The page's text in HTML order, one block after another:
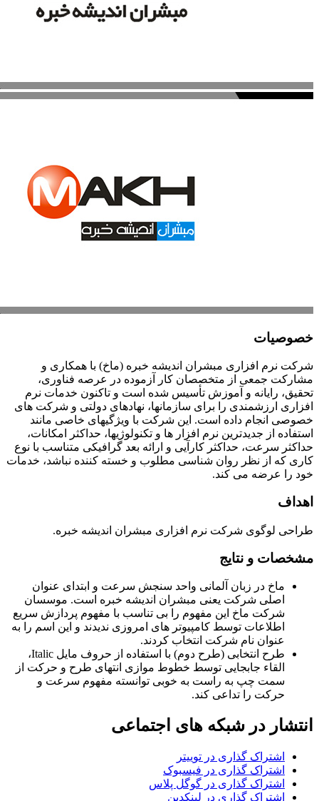
خصوصیات
شرکت نرم افزاری مبشران اندیشه خبره (ماخ) با همکاری و
مشارکت جمعی از متخصصان کار آزموده در عرصه فناوری،
تحقیق، رایانه و آموزش تأسیس شده است و تاکنون خدمات نرم
افزاری ارزشمندی را برای سازمانها، نهادهای دولتی و شرکت های
خصوصی انجام داده است. این شرکت با ویژگیهای خاصی مانند
استفاده از جدیدترین نرم افزار ها و تکنولوژیها، حداکثر امکانات،
حداکثر سرعت، حداکثر کارآیی و ارائه بعد گرافیکی متناسب با نوع
کاری که از نظر روان شناسی مطلوب و خسته کننده نباشد، خدمات
خود را عرضه می کند.
اهداف
طراحی لوگوی شرکت نرم افزاری مبشران اندیشه خبره.
مشخصات و نتایج
ماخ در زبان آلمانی واحد سنجش سرعت و ابتدای عنوان
اصلی شرکت یعنی مبشران اندیشه خبره است. موسسان
شرکت ماخ این مفهوم را بی تناسب با مفهوم پردازش سریع
اطلاعات توسط کامپیوتر های امروزی ندیدند و این اسم را به
عنوان نام شرکت انتخاب کردند.
طرح انتخابی (طرح دوم) با استفاده از حروف مایل Italic،
القاء جابجایی توسط خطوط موازی انتهای طرح و حرکت از
سمت چپ به راست به خوبی توانسته مفهوم سرعت و
حرکت را تداعی کند.
انتشار در شبکه های اجتماعی
اشتراک گذاری در توییتر
اشتراک گذاری در فیسبوک
اشتراک گذاری در گوگل پلاس
اشتراک گذاری در لینکدین